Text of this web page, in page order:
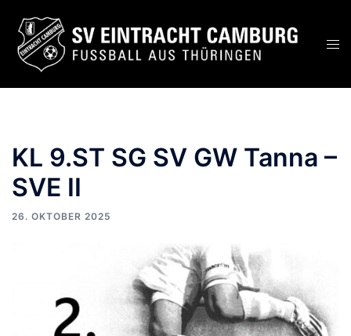
KL 9.ST SG SV GW Tanna –
SVE II
26. OKTOBER 2025